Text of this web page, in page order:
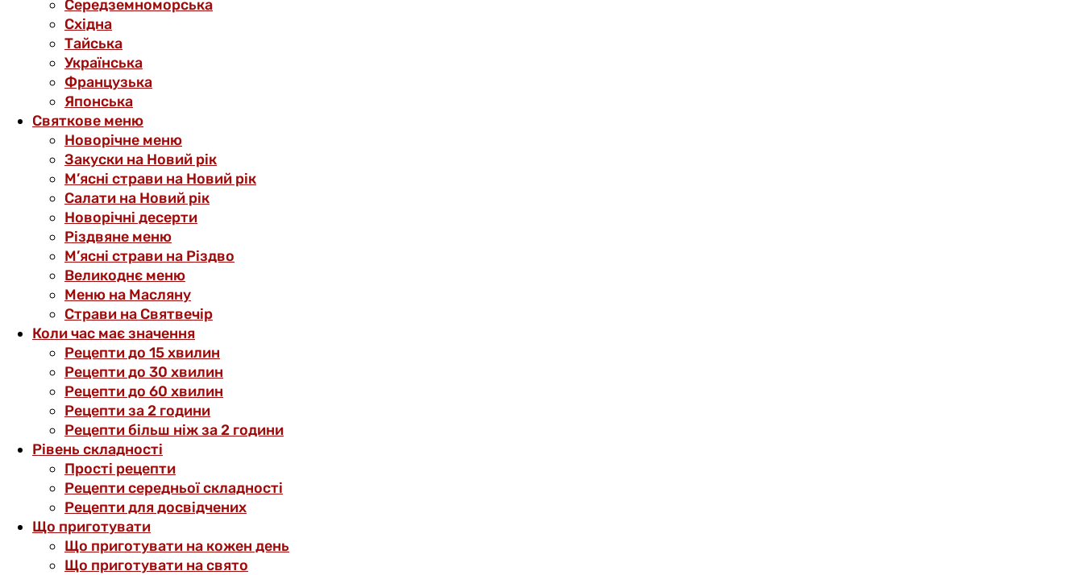
Середземноморська
Східна
Тайська
Українська
Французька
Японська
Святкове меню
Новорічне меню
Закуски на Новий рік
М’ясні страви на Новий рік
Салати на Новий рік
Новорічні десерти
Різдвяне меню
М’ясні страви на Різдво
Великоднє меню
Меню на Масляну
Страви на Святвечір
Коли час має значення
Рецепти до 15 хвилин
Рецепти до 30 хвилин
Рецепти до 60 хвилин
Рецепти за 2 години
Рецепти більш ніж за 2 години
Рівень складності
Прості рецепти
Рецепти середньої складності
Рецепти для досвідчених
Що приготувати
Що приготувати на кожен день
Що приготувати на свято